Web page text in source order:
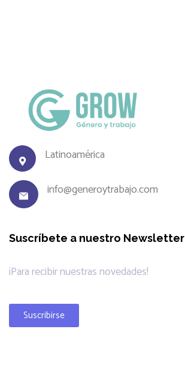
Latinoamérica
info@generoytrabajo.com
Suscríbete a nuestro Newsletter
¡Para recibir nuestras novedades!
Suscribirse